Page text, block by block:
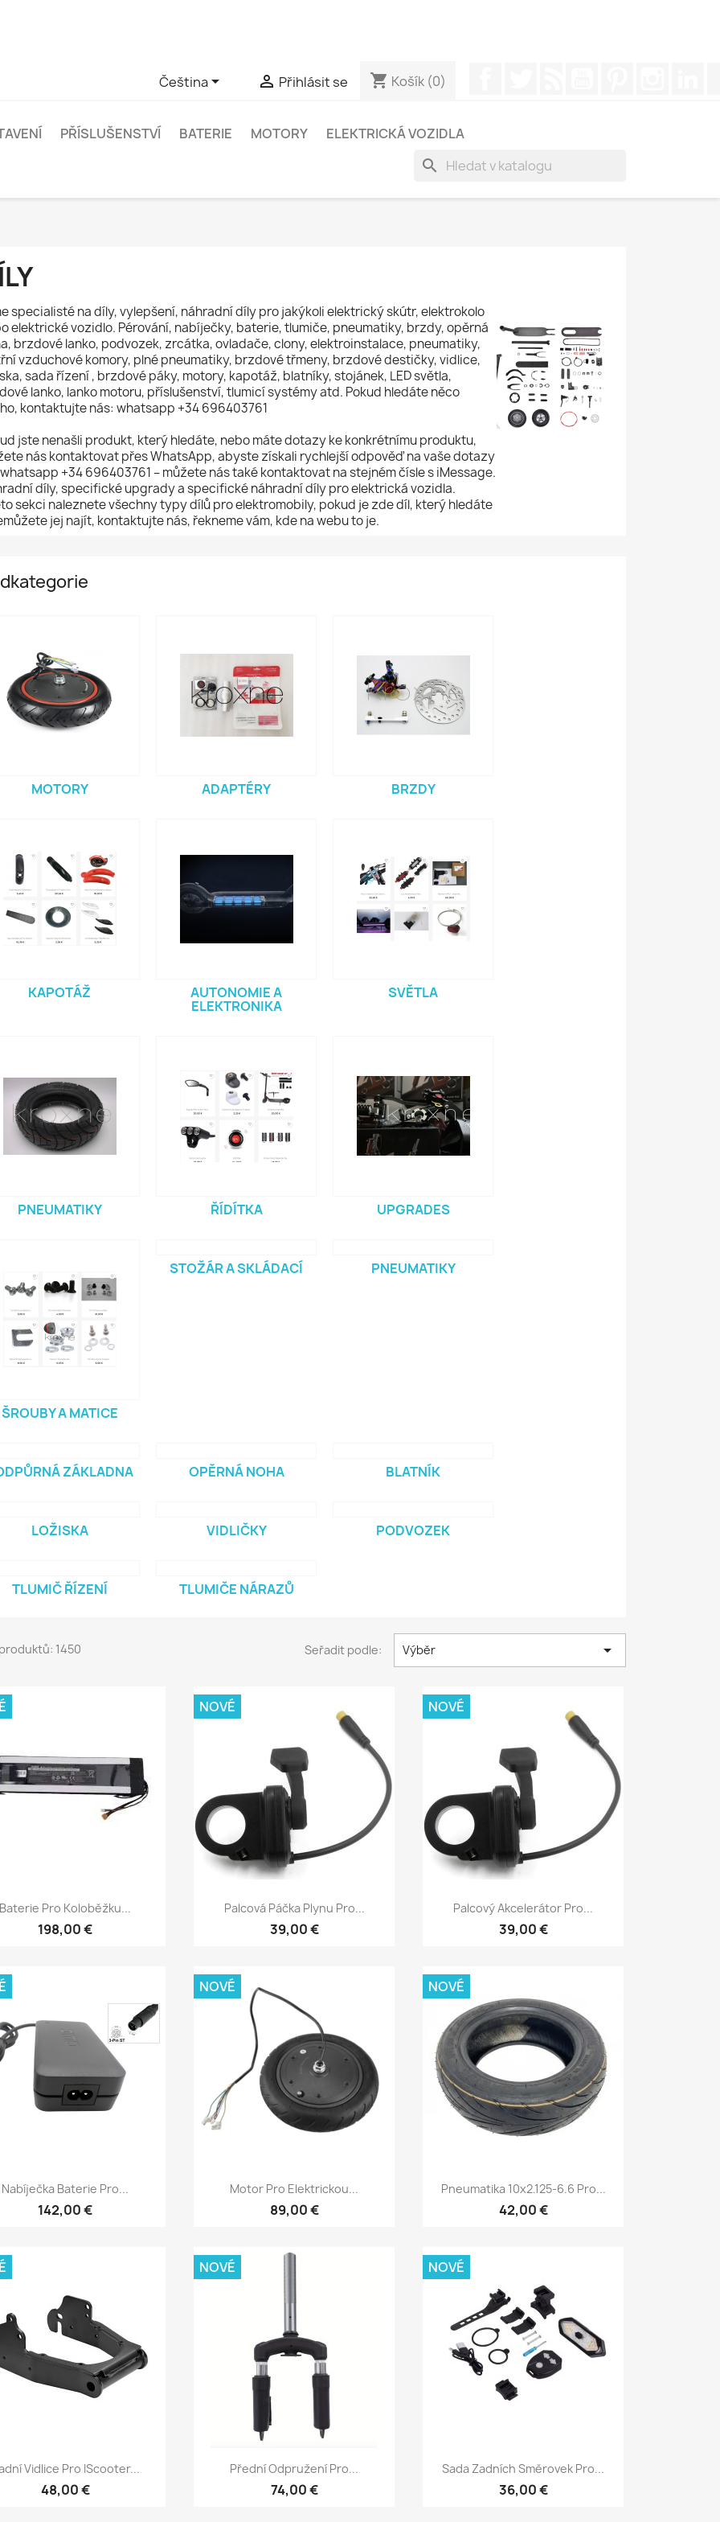
Čeština  Přihlásit se shopping_cart Košík (0)
PŘÍSLUŠENSTVÍ BATERIE MOTORY ELEKTRICKÁ VOZIDLA
search
specialisté na díly, vylepšení, náhradní díly pro jakýkoli elektrický skútr, elektrokolo
elektrické vozidlo. Pérování, nabíječky, baterie, tlumiče, pneumatiky, brzdy, opěrná
brzdové lanko, podvozek, zrcátka, ovladače, clony, elektroinstalace, pneumatiky,
vzduchové komory, plné pneumatiky, brzdové třmeny, brzdové destičky, vidlice,
sada řízení , brzdové páky, motory, kapotáž, blatníky, stojánek, LED světla,
lanko, lanko motoru, příslušenství, tlumicí systémy atd. Pokud hledáte něco
​​kontaktujte nás: whatsapp +34 696403761
jste nenašli produkt, který hledáte, nebo máte dotazy ke konkrétnímu produktu,
nás kontaktovat přes WhatsApp, abyste získali rychlejší odpověď na vaše dotazy
+34 696403761 – můžete nás také kontaktovat na stejném čísle s iMessage.
díly, specifické upgrady a specifické náhradní díly pro elektrická vozidla.
sekci naleznete všechny typy dílů pro elektromobily, pokud je zde díl, který hledáte
jej najít, kontaktujte nás, řekneme vám, kde na webu to je.
MOTORY ADAPTÉRY BRZDY
KAPOTÁŽ AUTONOMIE A
ELEKTRONIKA
SVĚTLA
PNEUMATIKY ŘÍDÍTKA UPGRADES
ŠROUBY A MATICE
STOŽÁR A SKLÁDACÍ PNEUMATIKY
ZÁKLADNA OPĚRNÁ NOHA BLATNÍK
LOŽISKA VIDLIČKY PODVOZEK
TLUMIČ ŘÍZENÍ TLUMIČE NÁRAZŮ
1450 Seřadit podle: Výběr 
Rychlý náhled
Baterie Pro Koloběžku...
198,00 €
Rychlý náhled
Palcová Páčka Plynu Pro...
39,00 €
NOVÉ
Rychlý náhled
Palcový Akcelerátor Pro...
39,00 €
NOVÉ
Rychlý náhled
Nabíječka Baterie Pro...
142,00 €
Rychlý náhled
Motor Pro Elektrickou...
89,00 €
NOVÉ
Rychlý náhled
Pneumatika 10x2.125-6.6 Pro...
42,00 €
NOVÉ
Rychlý náhled
Vidlice Pro IScooter...
48,00 €
Rychlý náhled
Přední Odpružení Pro...
74,00 €
NOVÉ
Rychlý náhled
Sada Zadních Směrovek Pro...
36,00 €
NOVÉ